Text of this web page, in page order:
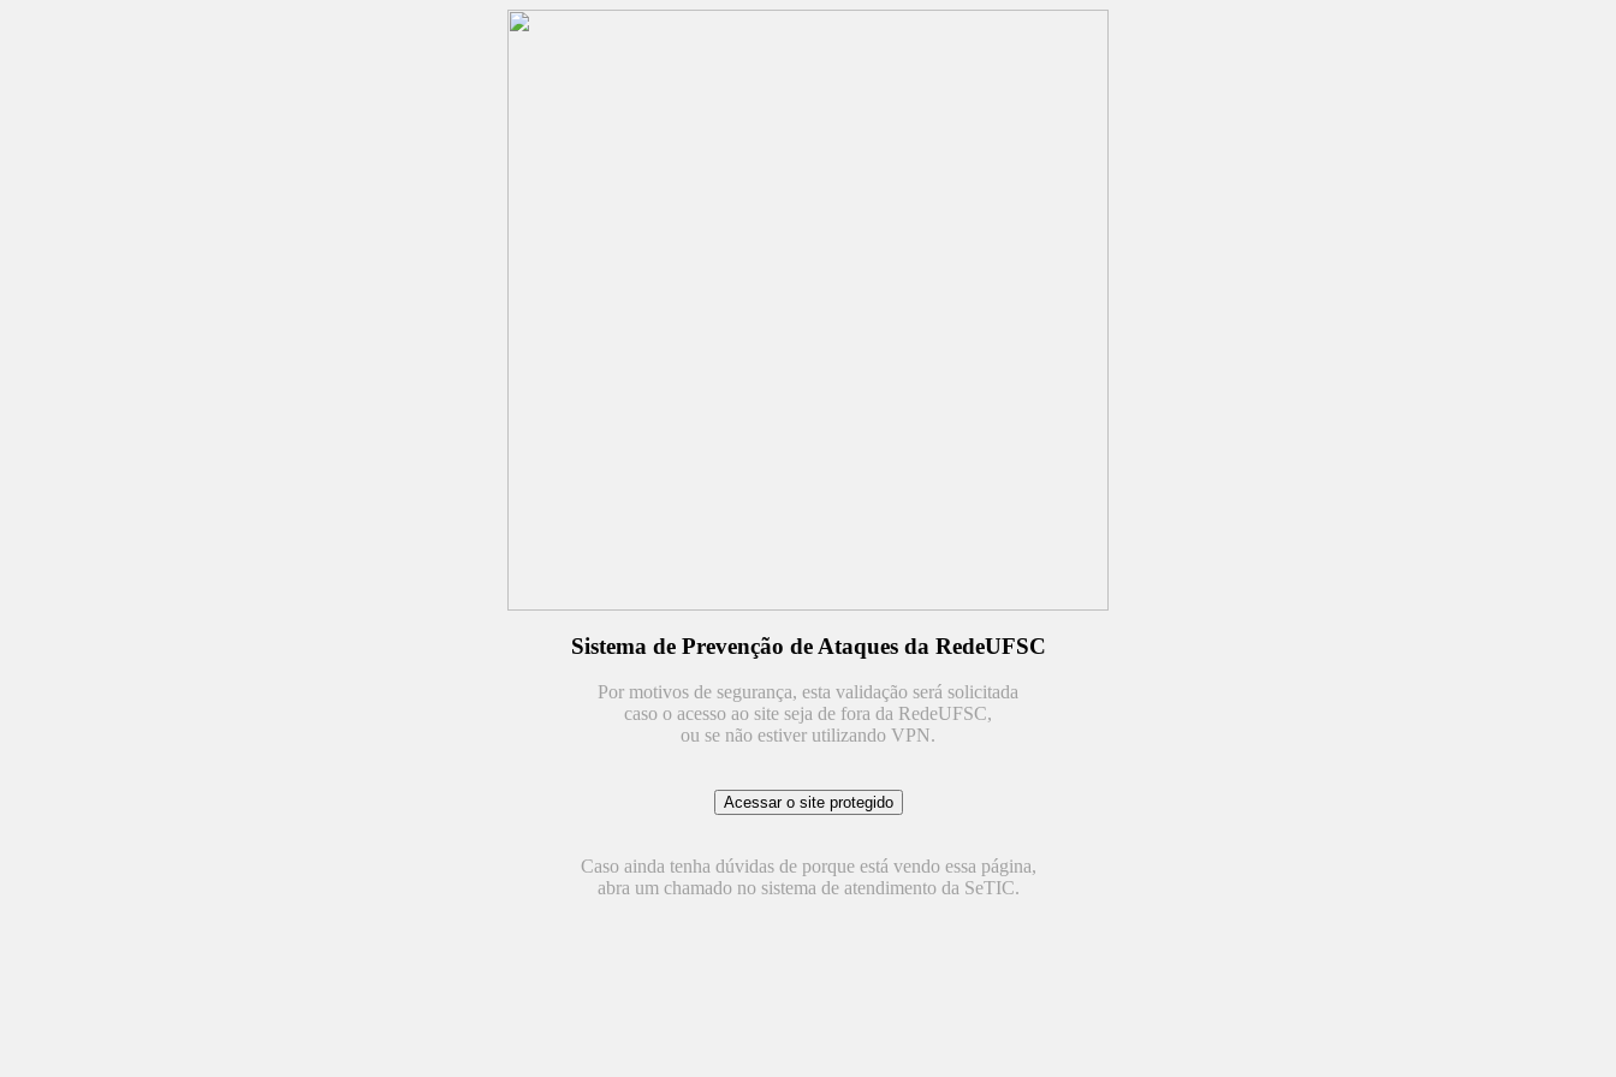
Sistema de Prevenção de Ataques da RedeUFSC
Por motivos de segurança, esta validação será solicitada
caso o acesso ao site seja de fora da RedeUFSC,
ou se não estiver utilizando VPN.
Caso ainda tenha dúvidas de porque está vendo essa página,
abra um chamado no sistema de atendimento da SeTIC.